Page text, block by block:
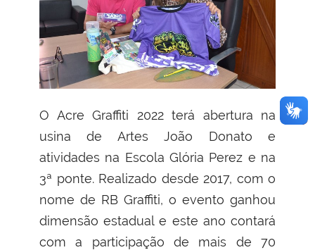
O Acre Graffiti 2022 terá abertura na
usina de Artes João Donato e
atividades na Escola Glória Perez e na
3ª ponte. Realizado desde 2017, com o
nome de RB Graffiti, o evento ganhou
dimensão estadual e este ano contará
com a participação de mais de 70